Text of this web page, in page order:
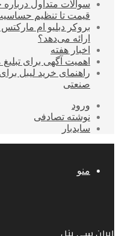
سوالات متداول
قیمت تا تنظیم
ارائه می‌دهد؟
اخبار هفته
اهمیت آگهی برای
راهنمای خرید لیبل
صنعتی
ورود
نوشته تصادفی
سایدبار
منو